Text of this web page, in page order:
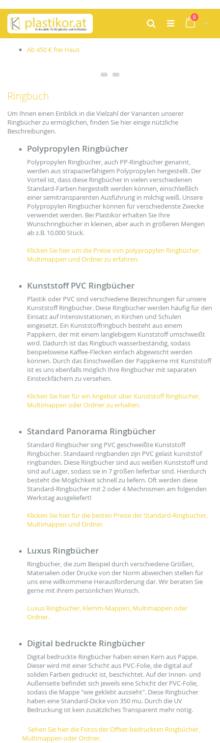
Zum
Inhalt
springen
Cart
0Artikel
Suche
450 € frei Haus
Ringbuch
Um Ihnen einen Einblick in die Vielzahl der Varianten unserer
Ringbücher zu ermöglichen, finden Sie hier einige nützliche
Beschreibungen.
Polypropylen Ringbücher
Polypropylen Ringbücher, auch PP-Ringbücher genannt,
werden aus strapazierfähigem Polypropylen hergestellt. Der
Vorteil ist, dass diese Ringbücher in vielen verschiedenen
Standard-Farben hergestellt werden können, einschließlich
einer semitransparenten Ausführung in milchig weiß. Unsere
Polypropylen Ringbücher können für verschiedenste Zwecke
verwendet werden. Bei Plastikor erhalten Sie Ihre
Wunschringbücher in kleinen, aber auch in größeren Mengen
ab z.B. 10.000 Stück.
Klicken Sie hier um die Preise von polypropylen Ringbücher,
Multimappen und Ordner zu erfahren.
Kunststoff PVC Ringbücher
Plastik oder PVC sind verschiedene Bezeichnungen für unsere
Kunststoff Ringbücher. Diese Ringbücher werden häufig für den
Einsatz auf Intensivstationen, in Kirchen und Schulen
eingesetzt. Ein Kunststoffringbuch besteht aus einem
Pappkern, der mit einem langlebigem Kunststoff umschweißt
wird. Dadurch ist das Ringbuch wasserbeständig, sodass
beispielsweise Kaffee-Flecken einfach abgewischt werden
können. Durch das Einschweißen der Pappkerne mit Kunststoff
ist es uns ebenfalls möglich Ihre Ringbücher mit separaten
Einsteckfächern zu versehen.
Klicken Sie hier für ein Angebot über Kunststoff Ringbücher,
Multimappen oder Ordner zu erhalten.
Standard Panorama Ringbücher
Standard Ringbücher sing PVC geschweißte Kunststoff
Ringbücher. Standaard ringbanden zijn PVC gelast kunststof
ringbanden. Diese Ringbücher sind aus weißen Kunststoff und
sind auf Lager, sodass sie in 7 größen lieferbar sind. Hierdurch
besteht die Möglichkeit schnell zu liefern. Oft werden diese
Standard-Ringbücher mit 2 oder 4 Mechnismen am folgenden
Werkstag ausgeliefert!
Klicken Sie hier für die besten Preise der Standard-Ringbücher,
Multimappen und Ordner.
Luxus Ringbücher
Ringbücher, die zum Beispiel durch verschiedene Größen,
Materialien oder Drucke von der Norm abweichen stellen für
uns eine willkommene Herausforderung dar. Wir beraten Sie
gerne mit ihrem persönlichen Wunsch.
Luxus Ringbücher, Klemm-Mappen, Multimappen oder
Ordner.
Digital bedruckte Ringbücher
Digital bedruckte Ringbücher haben einen Kern aus Pappe.
Dieser wird mit einer Schicht aus PVC-Folie, die digital auf
soliden Farben gedruckt ist, beschichtet. Auf der Innen- und
Außenseite befindet sich jeweils eine Schicht der PVC-Folie,
sodass die Mappe "wie geklebt aussieht". Diese Ringbücher
haben eine Standard-Dicke von 350 mu. Durch die UV
Bedruckung ist kein zusätzliches Transparent mehr nötig.
Sehen Sie hier die Fotos der Offset-bedruckten Ringbücher,
Multimappen oder Ordner.